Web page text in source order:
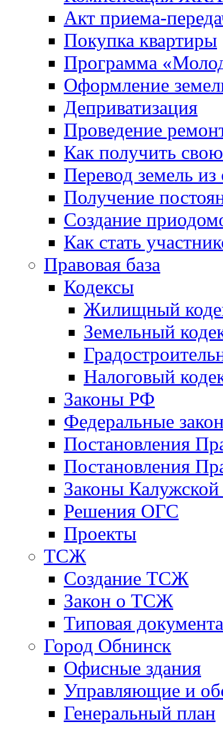
Акт приема-
Покупка квартиры
Программа
Оформление
Деприватизация
Проведение
Как получить
Перевод земель
Получение
Создание
Как стать
Правовая база
Кодексы
Жилищный
Земельный
Налоговый
Законы РФ
Федеральные
Постановления
Постановления
Законы Калужской
Решения ОГС
Проекты
ТСЖ
Создание ТСЖ
Закон о ТСЖ
Типовая
Город Обнинск
Офисные здания
Управляющие и
Генеральный план